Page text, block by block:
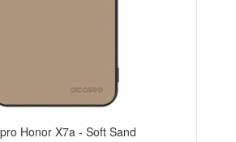
Honor X7a - Soft Sand